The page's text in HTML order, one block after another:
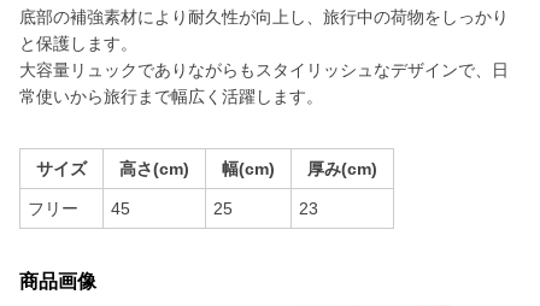
底部の補強素材により耐久性が向上し、旅行中の荷物をしっかり
と保護します。
大容量リュックでありながらもスタイリッシュなデザインで、日
常使いから旅行まで幅広く活躍します。
サイズ 高さ(cm) 幅(cm) 厚み(cm)
フリー 45 25 23
商品画像